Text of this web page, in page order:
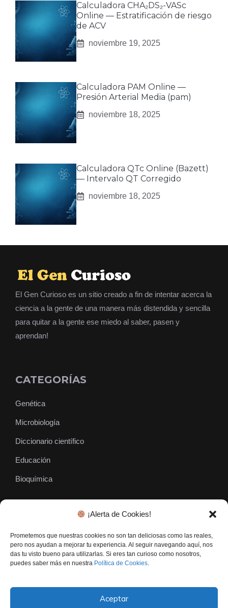
¡Alerta de Cookies!
Prometemos que nuestras cookies no son tan deliciosas como las reales,
pero nos ayudan a mejorar tu experiencia. Al seguir navegando aquí, nos
das tu visto bueno para utilizarlas. Si eres tan curioso como nosotros,
puedes saber más en nuestra Política de Cookies.
Aceptar
Calculadora CHA₂DS₂-VASc
Online — Estratificación de riesgo
de ACV
noviembre 19, 2025
Calculadora PAM Online —
Presión Arterial Media (pam)
noviembre 18, 2025
Calculadora QTc Online (Bazett)
— Intervalo QT Corregido
noviembre 18, 2025
El Gen Curioso es un sitio creado a fin de intentar acerca la
ciencia a la gente de una manera más distendida y sencilla
para quitar a la gente ese miedo al saber, pasen y
aprendan!
CATEGORÍAS
Genética
Microbiología
Diccionario científico
Educación
Bioquímica